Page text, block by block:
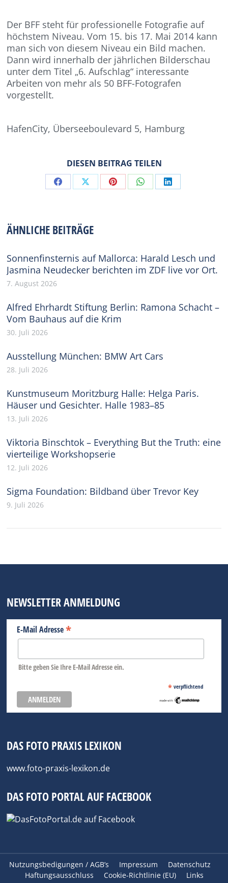
Der BFF steht für professionelle Fotografie auf
höchstem Niveau. Vom 15. bis 17. Mai 2014 kann
man sich von diesem Niveau ein Bild machen.
Dann wird innerhalb der jährlichen Bilderschau
unter dem Titel „6. Aufschlag“ interessante
Arbeiten von mehr als 50 BFF-Fotografen
vorgestellt.
HafenCity, Überseeboulevard 5, Hamburg
DIESEN BEITRAG TEILEN
Share Share Share Share Share
ÄHNLICHE BEITRÄGE
Sonnenfinsternis auf Mallorca: Harald Lesch und
Jasmina Neudecker berichten im ZDF live vor Ort.
7. August 2026
Alfred Ehrhardt Stiftung Berlin: Ramona Schacht –
Vom Bauhaus auf die Krim
30. Juli 2026
Ausstellung München: BMW Art Cars
28. Juli 2026
Kunstmuseum Moritzburg Halle: Helga Paris.
Häuser und Gesichter. Halle 1983–85
13. Juli 2026
Viktoria Binschtok – Everything But the Truth: eine
vierteilige Workshopserie
12. Juli 2026
Sigma Foundation: Bildband über Trevor Key
9. Juli 2026
NEWSLETTER ANMELDUNG
E-Mail Adresse*
Bitte geben Sie Ihre E-Mail Adresse ein.
* verpflichtend
DAS FOTO PRAXIS LEXIKON
www.foto-praxis-lexikon.de
DAS FOTO PORTAL AUF FACEBOOK
Nutzungsbedigungen / AGB’s Impressum
Datenschutz
Haftungsausschluss
Cookie-Richtlinie (EU) Links